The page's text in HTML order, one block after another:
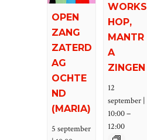
OPEN
ZANG
ZATERD
AG
OCHTE
ND
(MARIA)
5 september
WORKS
HOP,
MANTR
A
ZINGEN
12
september |
10:00–
12:00